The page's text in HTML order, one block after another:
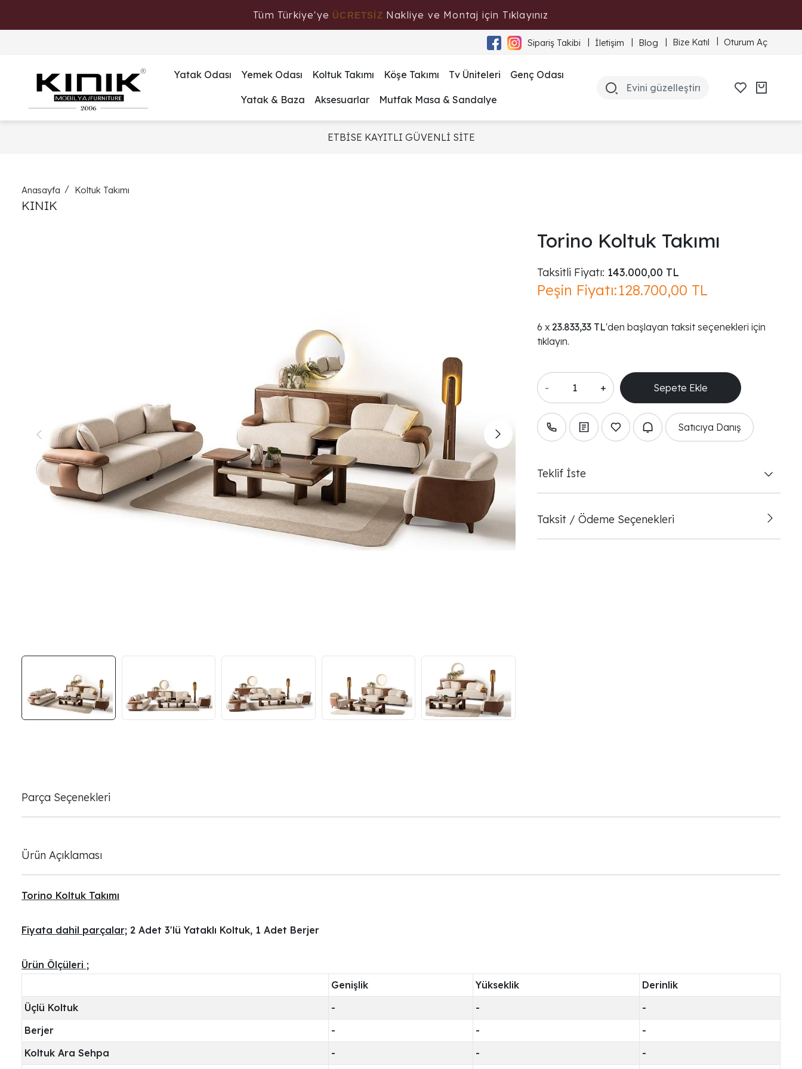
Tüm Türkiye'ye ÜCRETSİZ Nakliye ve Montaj için Tıklayınız
Sipariş Takibi İletişim Blog Bize Katıl Oturum Aç
Yatak Odası Yemek Odası Koltuk Takımı Köşe Takımı Tv Üniteleri Genç Odası
Yatak & Baza Aksesuarlar Mutfak Masa & Sandalye
ETBİSE KAYITLI GÜVENLİ SİTE
Anasayfa Koltuk Takımı
KINIK
Torino Koltuk Takımı
Taksitli Fiyatı: 143.000,00 TL
Peşin Fiyatı:128.700,00 TL
23.833,33 TL'den başlayan taksit seçenekleri için
tıklayın.
- +
Satıcıya Danış
Teklif İste
Taksit / Ödeme Seçenekleri
Parça Seçenekleri
Ürün Açıklaması
Torino Koltuk Takımı
Fiyata dahil parçalar; 2 Adet 3'lü Yataklı Koltuk, 1 Adet Berjer
Ürün Ölçüleri ;
Genişlik
Yükseklik
Derinlik
Üçlü Koltuk
- -
-
Berjer
- -
-
Koltuk Ara Sehpa
- - -